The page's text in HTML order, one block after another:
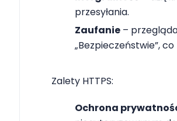
przesyłania.
Zaufanie–
„Bezpieczeństwie”,
Zalety HTTPS:
Ochrona